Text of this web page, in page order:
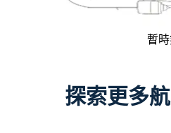
暫
探索更多